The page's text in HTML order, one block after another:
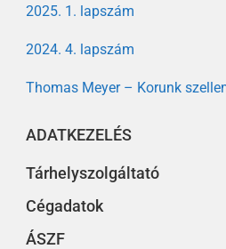
2025. 1. lapszám
2024. 4. lapszám
Thomas Meyer – Korunk
ADATKEZELÉS
Tárhelyszolgáltató
Cégadatok
ÁSZF